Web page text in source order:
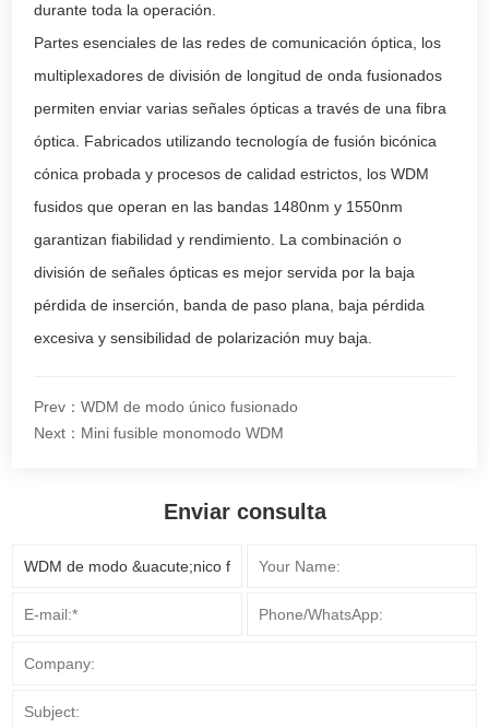
durante toda la operación.
Partes esenciales de las redes de comunicación óptica, los
multiplexadores de división de longitud de onda fusionados
permiten enviar varias señales ópticas a través de una fibra
óptica. Fabricados utilizando tecnología de fusión bicónica
cónica probada y procesos de calidad estrictos, los WDM
fusidos que operan en las bandas 1480nm y 1550nm
garantizan fiabilidad y rendimiento. La combinación o
división de señales ópticas es mejor servida por la baja
pérdida de inserción, banda de paso plana, baja pérdida
excesiva y sensibilidad de polarización muy baja.
Prev：WDM de modo único fusionado
Next：Mini fusible monomodo WDM
Enviar consulta